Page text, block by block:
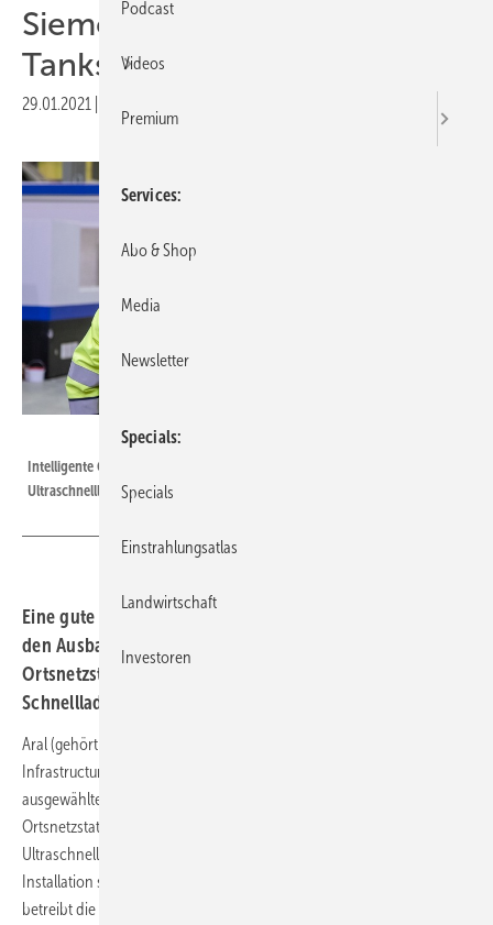
Siemens rüstet Aral-
Tankstellen um
29.01.2021
Intelligente Ortsnetzstationen ermöglichen Aral die Einführung von
Ultraschnelllade-Stationen.
Eine gute öffentliche Ladeinfrastruktur ist wichtig für
den Ausbau der Elektromobilität. Intelligente
Ortsnetzstationen an Aral-Tanken ermöglichen künftig
Schnelllademöglichkeiten für Stromer.
Aral (gehört zur BP-Gruppe in Deutschland) hat Siemens Smart
Infrastructure mit dem Ausbau des Netzanschlusses an dreißig
ausgewählten Tankstellen beauftragt. Die Installation von intelligenten
Ortsnetzstationen ermöglicht es Aral, ihre Tankstellen mit
Ultraschnellladetechnologie für Elektrofahrzeuge aufzurüsten. Die
Installation soll bis Ende Februar 2021 abgeschlossen sein. Aral
betreibt die Ultraschnellladesäulen in Eigenregie mit 100 Prozent
Podcast
Videos
Premium
Services
Abo & Shop
Media
Newsletter
Specials
Specials
Einstrahlungsatlas
Landwirtschaft
Investoren